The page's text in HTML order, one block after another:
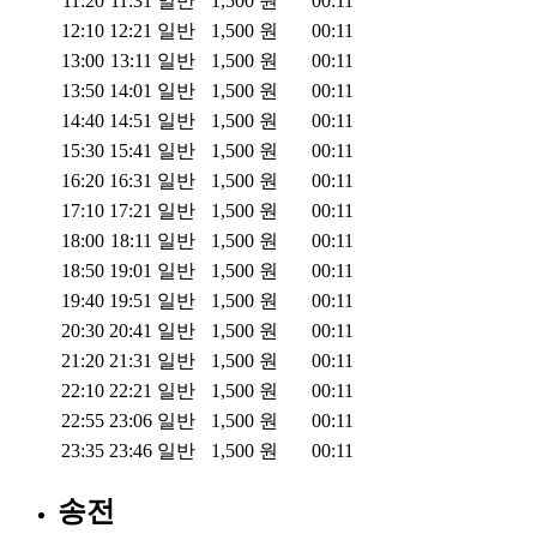
12:10 12:21 일반 1,500 원
00:11
13:00 13:11 일반 1,500 원
00:11
13:50 14:01 일반 1,500 원
00:11
14:40 14:51 일반 1,500 원
00:11
15:30 15:41 일반 1,500 원
00:11
16:20 16:31 일반 1,500 원
00:11
17:10 17:21 일반 1,500 원
00:11
18:00 18:11 일반 1,500 원
00:11
18:50 19:01 일반 1,500 원
00:11
19:40 19:51 일반 1,500 원
00:11
20:30 20:41 일반 1,500 원
00:11
21:20 21:31 일반 1,500 원
00:11
22:10 22:21 일반 1,500 원
00:11
22:55 23:06 일반 1,500 원
00:11
23:35 23:46 일반 1,500 원 00:11
송전